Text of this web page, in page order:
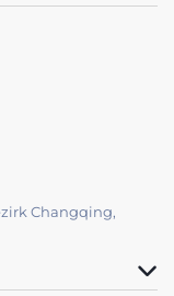
Changqing,